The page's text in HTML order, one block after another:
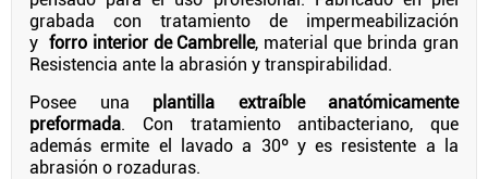
grabada con tratamiento de impermeabilización
y forro interior de Cambrelle, material que brinda gran
Resistencia ante la abrasión y transpirabilidad.
Posee una plantilla extraíble anatómicamente
preformada. Con tratamiento antibacteriano, que
además ermite el lavado a 30º y es resistente a la
abrasión o rozaduras.